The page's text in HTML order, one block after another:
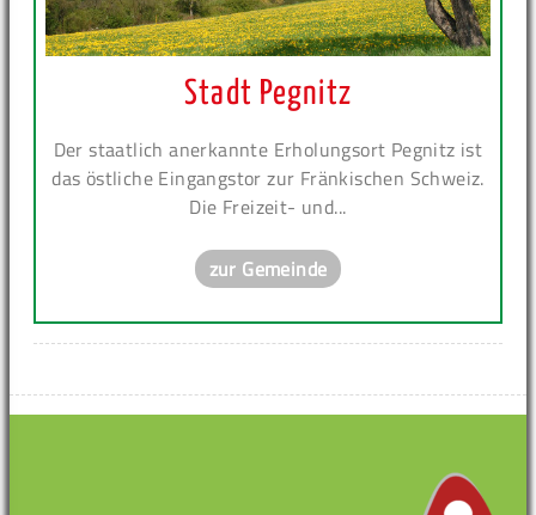
Stadt Pegnitz
Der staatlich anerkannte Erholungsort Pegnitz ist
das östliche Eingangstor zur Fränkischen Schweiz.
Die Freizeit- und...
zur Gemeinde